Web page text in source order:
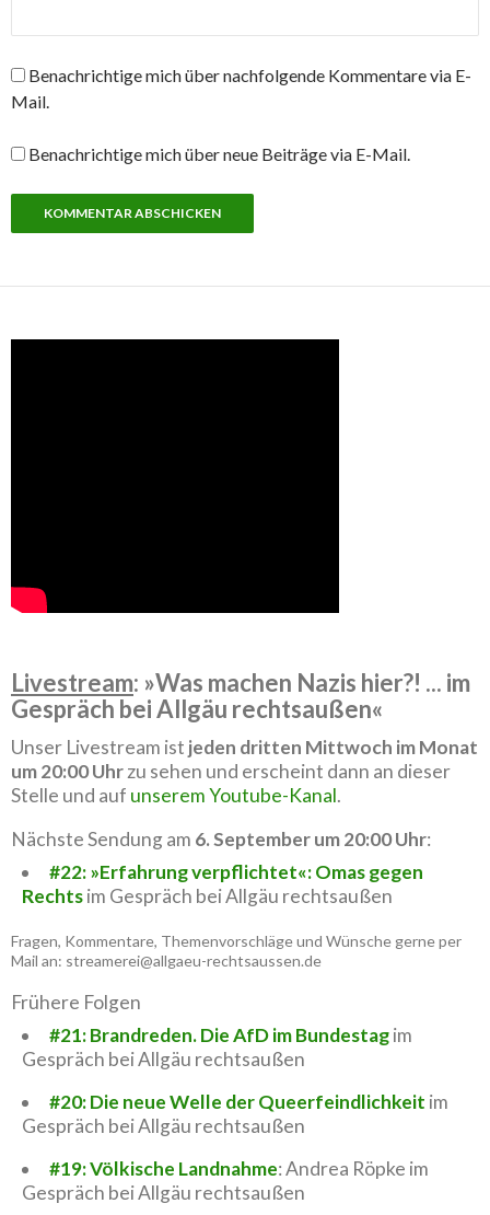
Benachrichtige mich über nachfolgende Kommentare via E-
Mail.
Benachrichtige mich über neue Beiträge via E-Mail.
Livestream: »Was machen Nazis hier?! ... im
Gespräch bei Allgäu rechtsaußen«
Unser Livestream ist jeden dritten Mittwoch im Monat
um 20:00 Uhrzu sehen und erscheint dann an dieser
Stelle und auf unserem Youtube-Kanal.
Nächste Sendung am 6. September um 20:00 Uhr:
#22: »Erfahrung verpflichtet«: Omas gegen
Rechtsim Gespräch bei Allgäu rechtsaußen
Fragen, Kommentare, Themenvorschläge und Wünsche gerne per
Mail an: streamerei@allgaeu-rechtsaussen.de
Frühere Folgen
#21: Brandreden. Die AfD im Bundestagim
Gespräch bei Allgäu rechtsaußen
#20: Die neue Welle der Queerfeindlichkeit im
Gespräch bei Allgäu rechtsaußen
#19: Völkische Landnahme: Andrea Röpke im
Gespräch bei Allgäu rechtsaußen